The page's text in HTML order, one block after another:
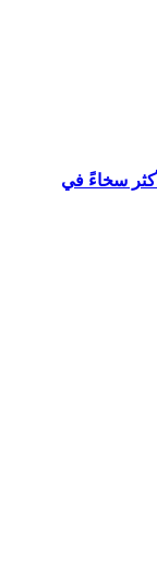
الأكثر سخاءً في